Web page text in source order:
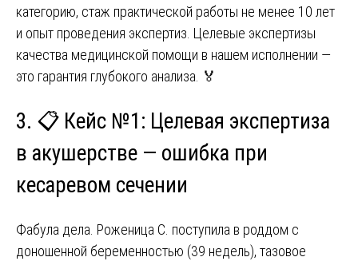
категорию, стаж практической работы не менее 10 лет
и опыт проведения экспертиз. Целевые экспертизы
качества медицинской помощи в нашем исполнении —
это гарантия глубокого анализа. 🏅
3. 📋 Кейс №1: Целевая экспертиза
в акушерстве — ошибка при
кесаревом сечении
Фабула дела. Роженица С. поступила в роддом с
доношенной беременностью (39 недель), тазовое